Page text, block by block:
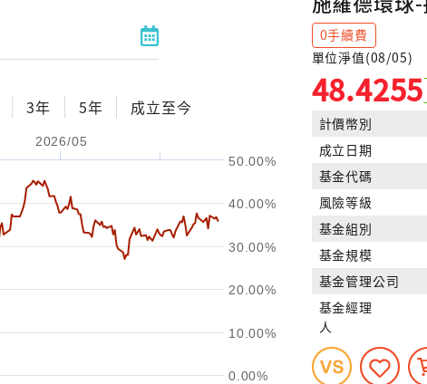
3年 5年 成立至今
2026/05
0.00%
10.00%
20.00%
30.00%
40.00%
50.00%
0手續費
單位淨值(08/05)
48.4255
計價幣別
成立日期
基金代碼
風險等級
基金組別
基金規模
基金管理公司
基金經理
人